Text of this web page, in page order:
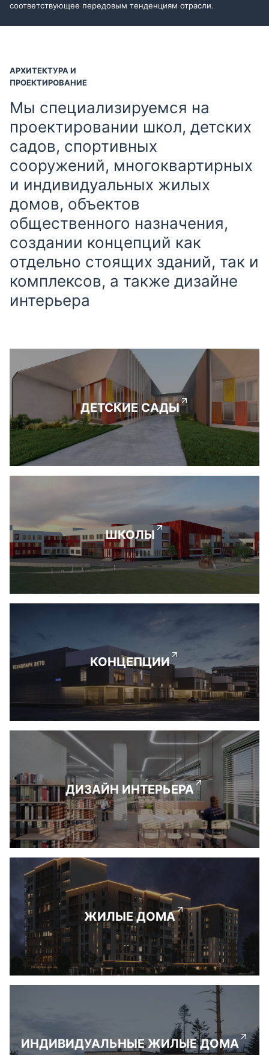
соответствующее передовым тенденциям отрасли.
АРХИТЕКТУРА И
ПРОЕКТИРОВАНИЕ
Мы специализируемся на
проектировании школ, детских
садов, спортивных
сооружений, многоквартирных
и индивидуальных жилых
домов, объектов
общественного назначения,
создании концепций как
отдельно стоящих зданий, так и
комплексов, а также дизайне
интерьера
ДЕТСКИЕ САДЫ
ШКОЛЫ
КОНЦЕПЦИИ
ДИЗАЙН ИНТЕРЬЕРА
ЖИЛЫЕ ДОМА
ИНДИВИДУАЛЬНЫЕ ЖИЛЫЕ ДОМА